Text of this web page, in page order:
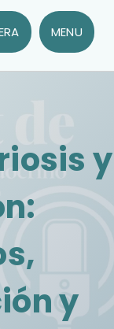
MENU
y
y